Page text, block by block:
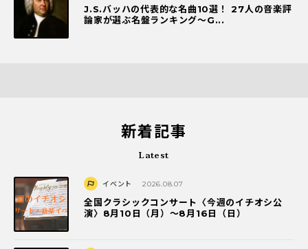
J.S.バッハの代表的な名曲10選！ 27人の音楽評
論家が選ぶ名盤ランキング〜G...
新着記事
Latest
イベント 2026.08.07
全国クラシックコンサート〈今週のイチオシ公
演〉8月10日（月）～8月16日（日）